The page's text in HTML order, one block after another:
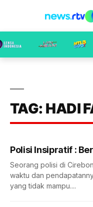
TAG: HADI
Polisi Insipratif :
Seorang polisi di
waktu dan
yang tidak mampu....